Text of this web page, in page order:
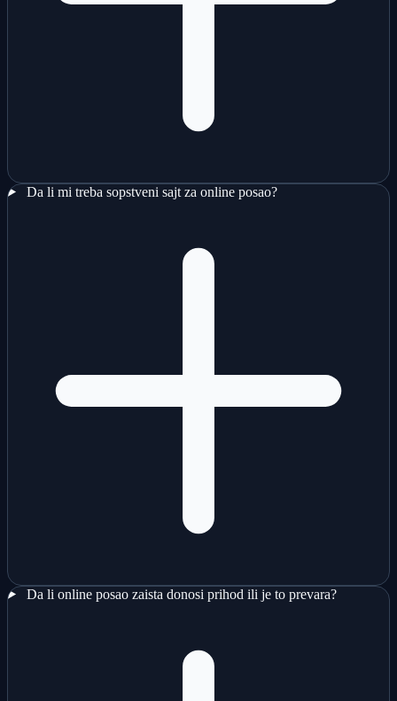
Da li mi treba sopstveni sajt za online posao?
Da li online posao zaista donosi prihod ili je to prevara?